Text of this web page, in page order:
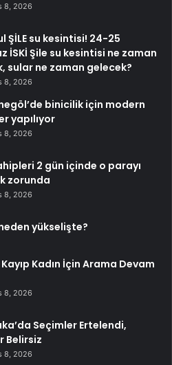
8, 2026
ŞİLE su kesintisi! 24-25
İSKİ Şile su kesintisi ne zaman
sular ne zaman gelecek?
8, 2026
binicilik için modern
yapılıyor
8, 2026
2 gün içinde o parayı
zorunda
8, 2026
yükselişte?
Kadın İçin Arama Devam
8, 2026
Seçimler Ertelendi,
Belirsiz
8, 2026